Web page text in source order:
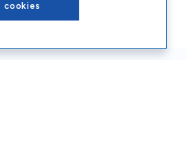
cookies